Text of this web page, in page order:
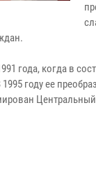
года, когда в
году ее